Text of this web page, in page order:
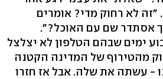
לא רחוק מדי? אומרים
אסתדר שם עם האוכל?".
ימים שבהם הטלפון לא יצלצל
מהטירוף של המדינה הקטנה
- עשתה את שלה. אבל אז חזרו